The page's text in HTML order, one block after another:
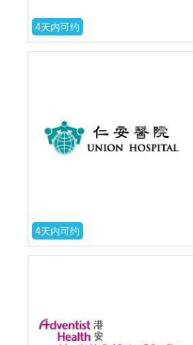
4天内可约
4天内可约